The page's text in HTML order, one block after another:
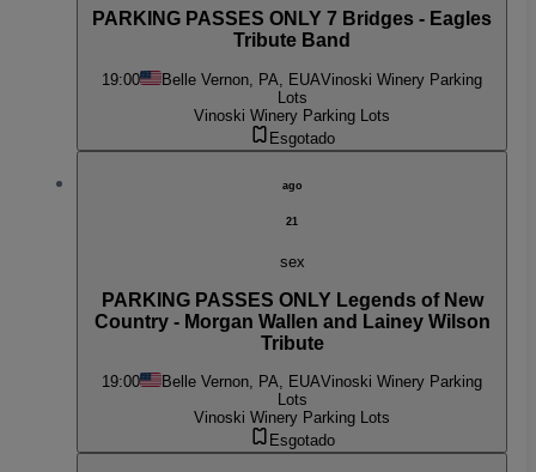
PARKING PASSES ONLY 7 Bridges - Eagles
Tribute Band
19:00 Belle Vernon, PA, EUAVinoski Winery Parking
Lots
Vinoski Winery Parking Lots
Esgotado
ago
21
sex
PARKING PASSES ONLY Legends of New
Country - Morgan Wallen and Lainey Wilson
Tribute
19:00 Belle Vernon, PA, EUAVinoski Winery Parking
Lots
Vinoski Winery Parking Lots
Esgotado